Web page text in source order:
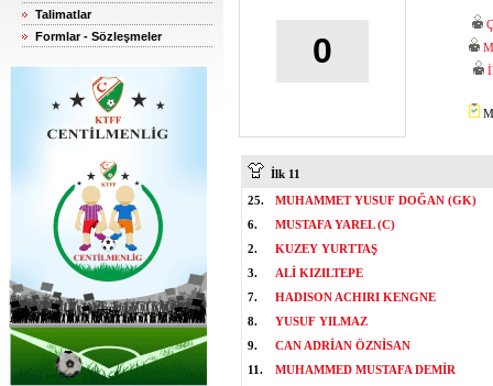
Talimatlar
Formlar - Sözleşmeler
0
İlk 11
25.
MUHAMMET YUSUF DOĞAN (GK)
6.
MUSTAFA YAREL (C)
2.
KUZEY YURTTAŞ
3.
ALİ KIZILTEPE
7.
HADISON ACHIRI KENGNE
8.
YUSUF YILMAZ
9.
CAN ADRİAN ÖZNİSAN
11.
MUHAMMED MUSTAFA DEMİR